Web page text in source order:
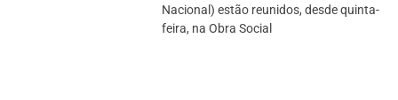
Nacional) estão reunidos, desde quinta-
feira, na Obra Social